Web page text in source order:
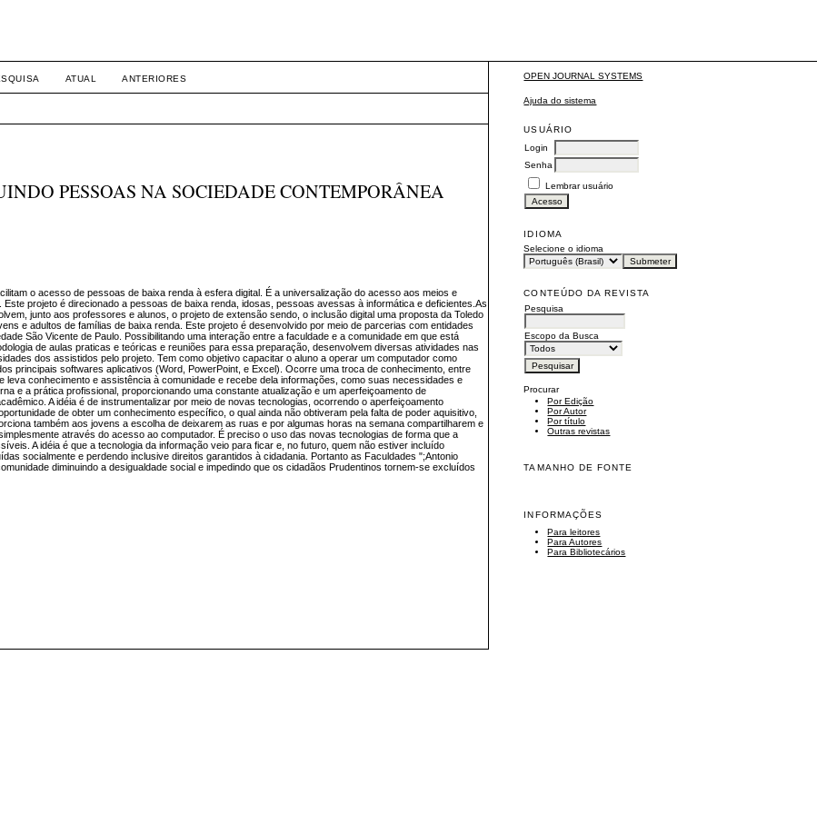
OPEN JOURNAL SYSTEMS
Ajuda do sistema
USUÁRIO
Login
Senha
Lembrar usuário
IDIOMA
Selecione o idioma
CONTEÚDO DA REVISTA
Pesquisa
Escopo da Busca
Procurar
Por Edição
Por Autor
Por título
Outras revistas
TAMANHO DE FONTE
INFORMAÇÕES
Para leitores
Para Autores
Para Bibliotecários
ATUAL ANTERIORES
PESSOAS NA SOCIEDADE CONTEMPORÂNEA
o acesso de pessoas de baixa renda à esfera digital. É a universalização do acesso aos meios e
projeto é direcionado a pessoas de baixa renda, idosas, pessoas avessas à informática e deficientes.As
junto aos professores e alunos, o projeto de extensão sendo, o inclusão digital uma proposta da Toledo
e adultos de famílias de baixa renda. Este projeto é desenvolvido por meio de parcerias com entidades
São Vicente de Paulo. Possibilitando uma interação entre a faculdade e a comunidade em que está
de aulas praticas e teóricas e reuniões para essa preparação, desenvolvem diversas atividades nas
dos assistidos pelo projeto. Tem como objetivo capacitar o aluno a operar um computador como
principais softwares aplicativos (Word, PowerPoint, e Excel). Ocorre uma troca de conhecimento, entre
conhecimento e assistência à comunidade e recebe dela informações, como suas necessidades e
e a prática profissional, proporcionando uma constante atualização e um aperfeiçoamento de
A idéia é de instrumentalizar por meio de novas tecnologias, ocorrendo o aperfeiçoamento
de obter um conhecimento específico, o qual ainda não obtiveram pela falta de poder aquisitivo,
também aos jovens a escolha de deixarem as ruas e por algumas horas na semana compartilharem e
através do acesso ao computador. É preciso o uso das novas tecnologias de forma que a
A idéia é que a tecnologia da informação veio para ficar e, no futuro, quem não estiver incluído
socialmente e perdendo inclusive direitos garantidos à cidadania. Portanto as Faculdades ";Antonio
diminuindo a desigualdade social e impedindo que os cidadãos Prudentinos tornem-se excluídos